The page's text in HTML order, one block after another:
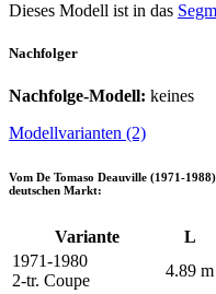
Dieses Modell ist in das
Nachfolger
Nachfolge-Modell: keines
Modellvarianten (2)
Vom De Tomaso Deauville (1971-1988)
deutschen Markt:
Variante L
1971-1980
2-tr. Coupe
4.89 m